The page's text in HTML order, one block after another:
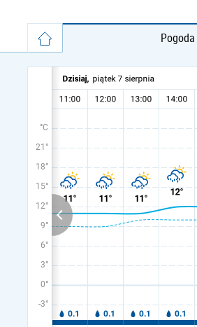
°C
21°
18°
15°
12°
9°
6°
3°
0°
-3°